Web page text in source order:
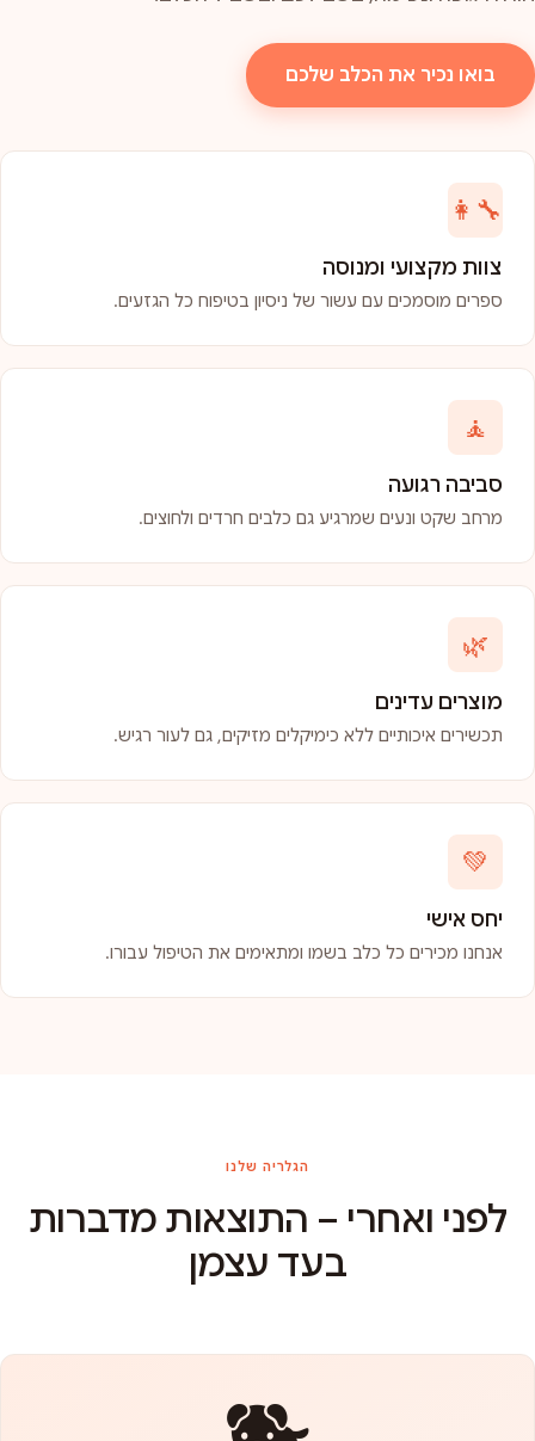
בואו נכיר את הכלב שלכם
👩‍🔧
צוות מקצועי ומנוסה
ספרים מוסמכים עם עשור של ניסיון בטיפוח כל הגזעים.
🧘
סביבה רגועה
מרחב שקט ונעים שמרגיע גם כלבים חרדים ולחוצים.
🌿
מוצרים עדינים
תכשירים איכותיים ללא כימיקלים מזיקים, גם לעור רגיש.
💚
יחס אישי
אנחנו מכירים כל כלב בשמו ומתאימים את הטיפול עבורו.
הגלריה שלנו
לפני ואחרי – התוצאות מדברות
בעד עצמן